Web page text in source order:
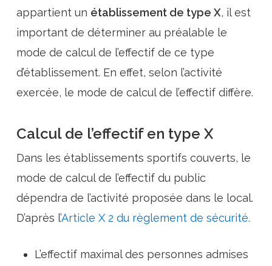
appartient un établissement de type X, il est
important de déterminer au préalable le
mode de calcul de l’effectif de ce type
d’établissement. En effet, selon l’activité
exercée, le mode de calcul de l’effectif diffère.
Calcul de l’effectif en type X
Dans les établissements sportifs couverts, le
mode de calcul de l’effectif du public
dépendra de l’activité proposée dans le local.
D’après l’Article X 2 du règlement de sécurité.
L’effectif maximal des personnes admises